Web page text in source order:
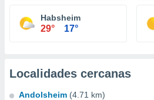
Habsheim
29° 17°
Localidades cercanas
Andolsheim (4.71 km)